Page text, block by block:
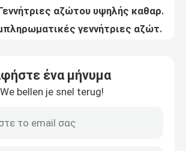
προσφορά
99.99 Συμπληρωματικές γεννήτριες αζώτου PSA για την ηλεκτρονική βιομηχανία
ένα μήνυμα
We bellen je snel terug!